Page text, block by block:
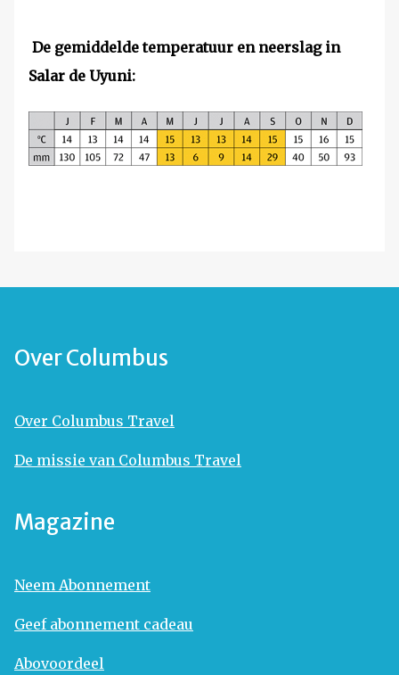
De gemiddelde temperatuur en neerslag in
Salar de Uyuni:
Over Columbus
Over Columbus Travel
De missie van Columbus Travel
Magazine
Neem Abonnement
Geef abonnement cadeau
Abovoordeel